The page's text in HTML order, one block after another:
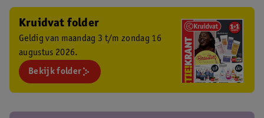
Kruidvat folder
Geldig van maandag 3 t/m zondag 16
augustus 2026.
Bekijk folder